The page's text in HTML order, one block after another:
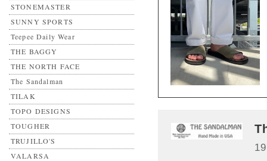
STONEMASTER
SUNNY SPORTS
Teepee Daily Wear
THE BAGGY
THE NORTH FACE
The Sandalman
TILAK
TOPO DESIGNS
TOUGHER
TRUJILLO'S
VALARSA